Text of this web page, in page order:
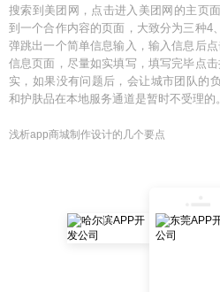
搜索到美团网，点击进入美团网的主页
到一个合作内容的页面，大致分为三种4
弹跳出一个简单信息输入，输入信息后
信息页面，尽量如实填写，填写完毕点
实，如果没有问题后，会让城市团队的
和护肤品在本地服务通道是暂时不受理的。
浅析app商城制作设计的几个要点